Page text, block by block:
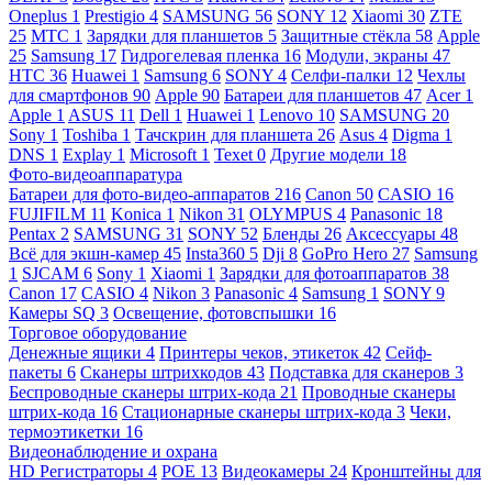
Oneplus 1 Prestigio 4 SAMSUNG 56 SONY 12 Xiaomi 30 ZTE
25 МТС 1 Зарядки для планшетов 5 Защитные стёкла 58 Apple
25 Samsung 17 Гидрогелевая пленка 16 Модули, экраны 47
HTC 36 Huawei 1 Samsung 6 SONY 4 Селфи-палки 12 Чехлы
для смартфонов 90 Apple 90 Батареи для планшетов 47 Acer 1
Apple 1 ASUS 11 Dell 1 Huawei 1 Lenovo 10 SAMSUNG 20
Sony 1 Toshiba 1 Тачскрин для планшета 26 Asus 4 Digma 1
DNS 1 Explay 1 Microsoft 1 Texet 0 Другие модели 18
Фото-видеоаппаратура
Батареи для фото-видео-аппаратов 216 Canon 50 CASIO 16
FUJIFILM 11 Konica 1 Nikon 31 OLYMPUS 4 Panasonic 18
Pentax 2 SAMSUNG 31 SONY 52 Бленды 26 Аксессуары 48
Всё для экшн-камер 45 Insta360 5 Dji 8 GoPro Hero 27 Samsung
1 SJCAM 6 Sony 1 Xiaomi 1 Зарядки для фотоаппаратов 38
Canon 17 CASIO 4 Nikon 3 Panasonic 4 Samsung 1 SONY 9
Камеры SQ 3 Освещение, фотовспышки 16
Торговое оборудование
Денежные ящики 4 Принтеры чеков, этикеток 42 Сейф-
пакеты 6 Сканеры штрихкодов 43 Подставка для сканеров 3
Беспроводные сканеры штрих-кода 21 Проводные сканеры
штрих-кода 16 Стационарные сканеры штрих-кода 3 Чеки,
термоэтикетки 16
Видеонаблюдение и охрана
HD Регистраторы 4 POE 13 Видеокамеры 24 Кронштейны для